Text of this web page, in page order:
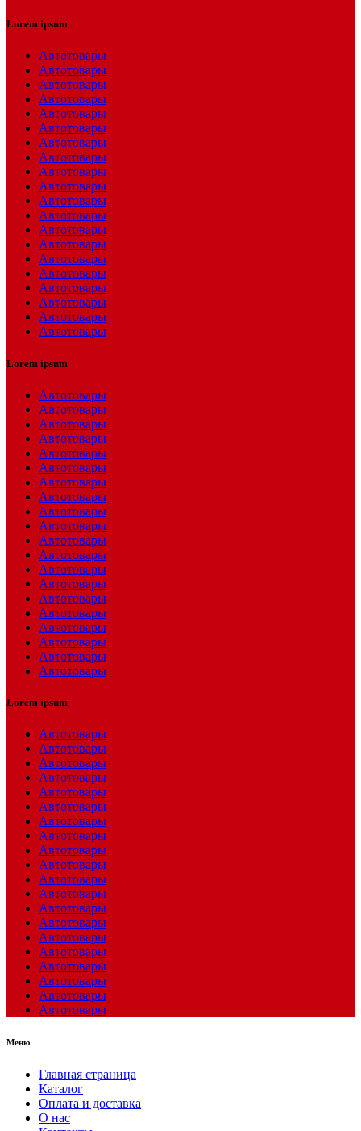
Lorem ipsum
Автотовары
Автотовары
Автотовары
Автотовары
Автотовары
Автотовары
Автотовары
Автотовары
Автотовары
Автотовары
Автотовары
Автотовары
Автотовары
Автотовары
Автотовары
Автотовары
Автотовары
Автотовары
Автотовары
Автотовары
Lorem ipsum
Автотовары
Автотовары
Автотовары
Автотовары
Автотовары
Автотовары
Автотовары
Автотовары
Автотовары
Автотовары
Автотовары
Автотовары
Автотовары
Автотовары
Автотовары
Автотовары
Автотовары
Автотовары
Автотовары
Автотовары
Lorem ipsum
Автотовары
Автотовары
Автотовары
Автотовары
Автотовары
Автотовары
Автотовары
Автотовары
Автотовары
Автотовары
Автотовары
Автотовары
Автотовары
Автотовары
Автотовары
Автотовары
Автотовары
Автотовары
Автотовары
Автотовары
Меню
Главная страница
Каталог
Оплата и доставка
О нас